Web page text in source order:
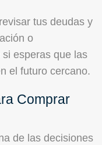
tus deudas y
o
esperas que las
el futuro cercano.
Comprar
de las decisiones